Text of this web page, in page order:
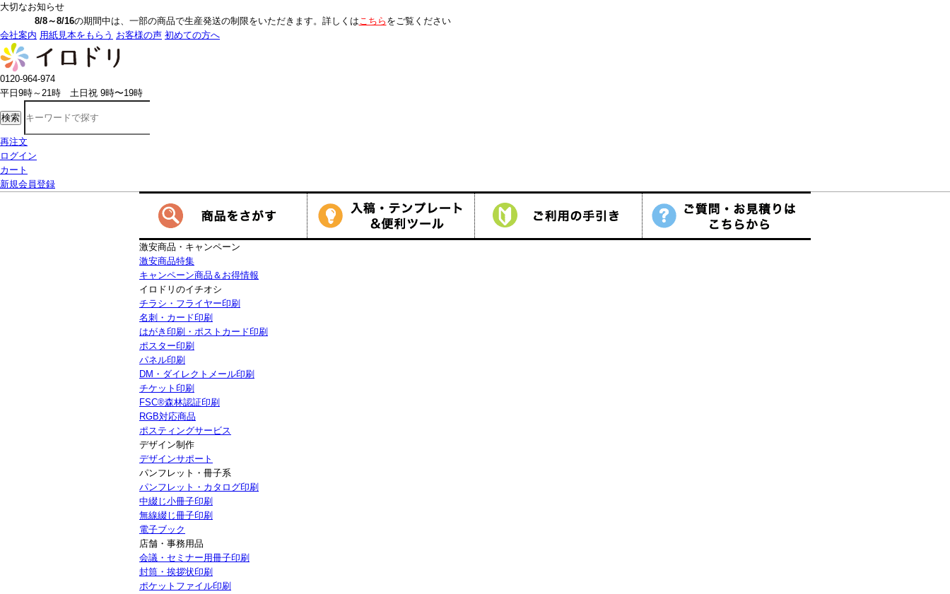
大切なお知らせ
8/8～8/16の期間中は、一部の商品で生産発送の制限をいただきます。詳しくはこちらをご覧ください
会社案内 用紙見本をもらう お客様の声 初めての方へ
0120-964-974
平日9時～21時 土日祝 9時〜19時
検索
再注文
ログイン
カート
新規会員登録
激安商品・キャンペーン
激安商品特集
キャンペーン商品＆お得情報
イロドリのイチオシ
チラシ・フライヤー印刷
名刺・カード印刷
はがき印刷・ポストカード印刷
ポスター印刷
パネル印刷
DM・ダイレクトメール印刷
チケット印刷
FSC®森林認証印刷
RGB対応商品
ポスティングサービス
デザイン制作
デザインサポート
パンフレット・冊子系
パンフレット・カタログ印刷
中綴じ小冊子印刷
無線綴じ冊子印刷
電子ブック
店舗・事務用品
会議・セミナー用冊子印刷
封筒・挨拶状印刷
ポケットファイル印刷